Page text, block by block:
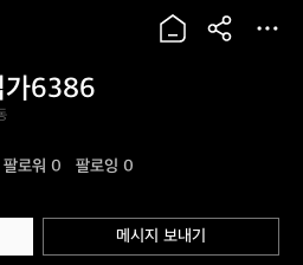
가6386
팔로워 0 팔로잉 0
메시지 보내기